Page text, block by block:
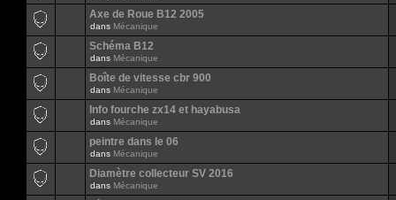
Axe de Roue B12 2005
dans Mécanique
Schéma B12
dans Mécanique
Boîte de vitesse cbr 900
dans Mécanique
Info fourche zx14 et hayabusa
dans Mécanique
peintre dans le 06
dans Mécanique
Diamètre collecteur SV 2016
dans Mécanique